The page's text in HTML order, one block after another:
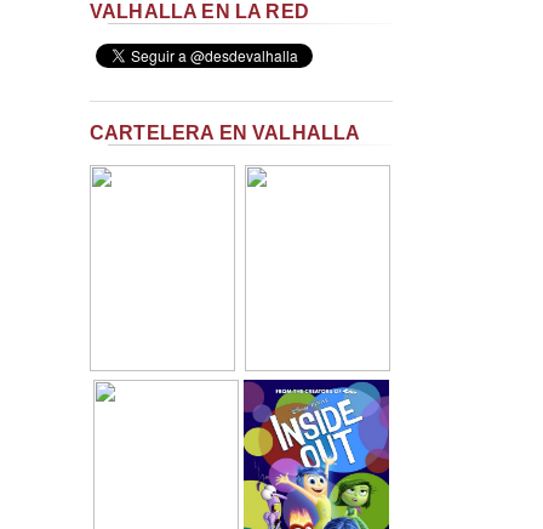
VALHALLA EN LA RED
CARTELERA EN VALHALLA